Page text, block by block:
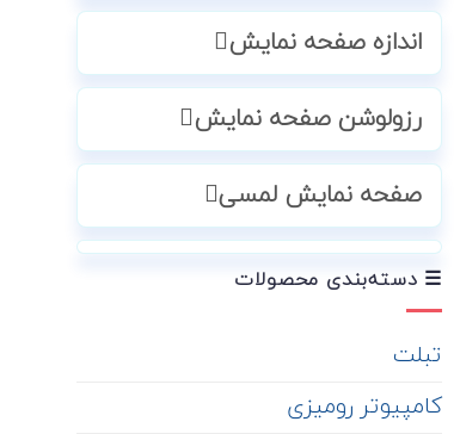
اندازه صفحه نمایش
رزولوشن صفحه نمایش
صفحه نمایش لمسی
☰ دسته‌بندی محصولات
تبلت
کامپیوتر رومیزی